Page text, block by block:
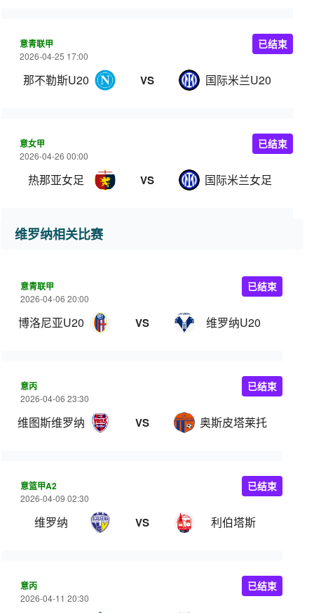
意青联甲
2026-04-25 17:00
那不勒斯U20 VS 国际米兰U20
已结束
意女甲
2026-04-26 00:00
热那亚女足 VS 国际米兰女足
已结束
维罗纳相关比赛
意青联甲
2026-04-06 20:00
博洛尼亚U20 VS 维罗纳U20
已结束
意丙
2026-04-06 23:30
维图斯维罗纳 VS 奥斯皮塔莱托
已结束
意篮甲A2
2026-04-09 02:30
维罗纳 VS 利伯塔斯
已结束
意丙
2026-04-11 20:30
已结束